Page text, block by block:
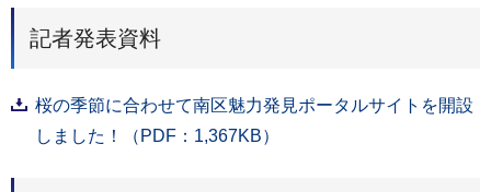
記者発表資料
桜の季節に合わせて南区魅力発見ポータルサイトを開設
しました！（PDF：1,367KB）